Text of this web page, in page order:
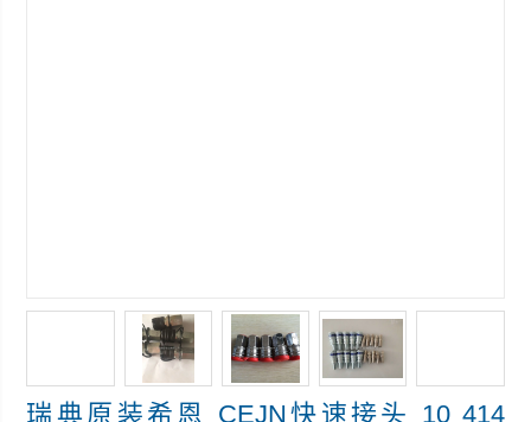
瑞典原装希恩 CEJN快速接头 10 414